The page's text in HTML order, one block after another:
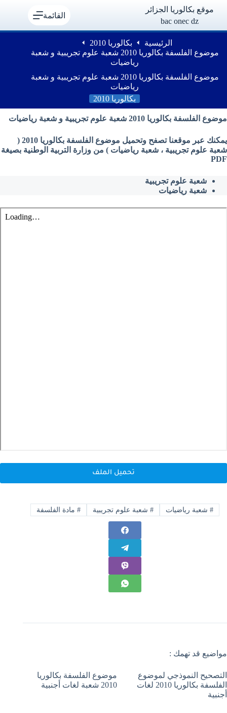
موقع بكالوريا الجزائر
bac onec dz
القائمة
الرئيسية
بكالوريا 2010
موضوع الفلسفة بكالوريا 2010 شعبة علوم تجريبية و شعبة
رياضيات
موضوع الفلسفة بكالوريا 2010 شعبة علوم تجريبية و شعبة
رياضيات
بكالوريا 2010
موضوع الفلسفة بكالوريا 2010 شعبة علوم تجريبية و شعبة رياضيات
يمكنك عبر موقعنا تصفح وتحميل موضوع الفلسفة بكالوريا 2010 (
شعبة علوم تجريبية ، شعبة رياضيات ) من وزارة التربية الوطنية بصيغة
PDF
شعبة علوم تجريبية
شعبة رياضيات
تحميل الملف
# شعبة رياضيات # شعبة علوم تجريبية #مادة الفلسفة
مواضيع قد تهمك :
التصحيح النموذجي لموضوع
الفلسفة بكالوريا 2010 لغات
أجنبية
موضوع الفلسفة بكالوريا
2010 شعبة لغات أجنبية